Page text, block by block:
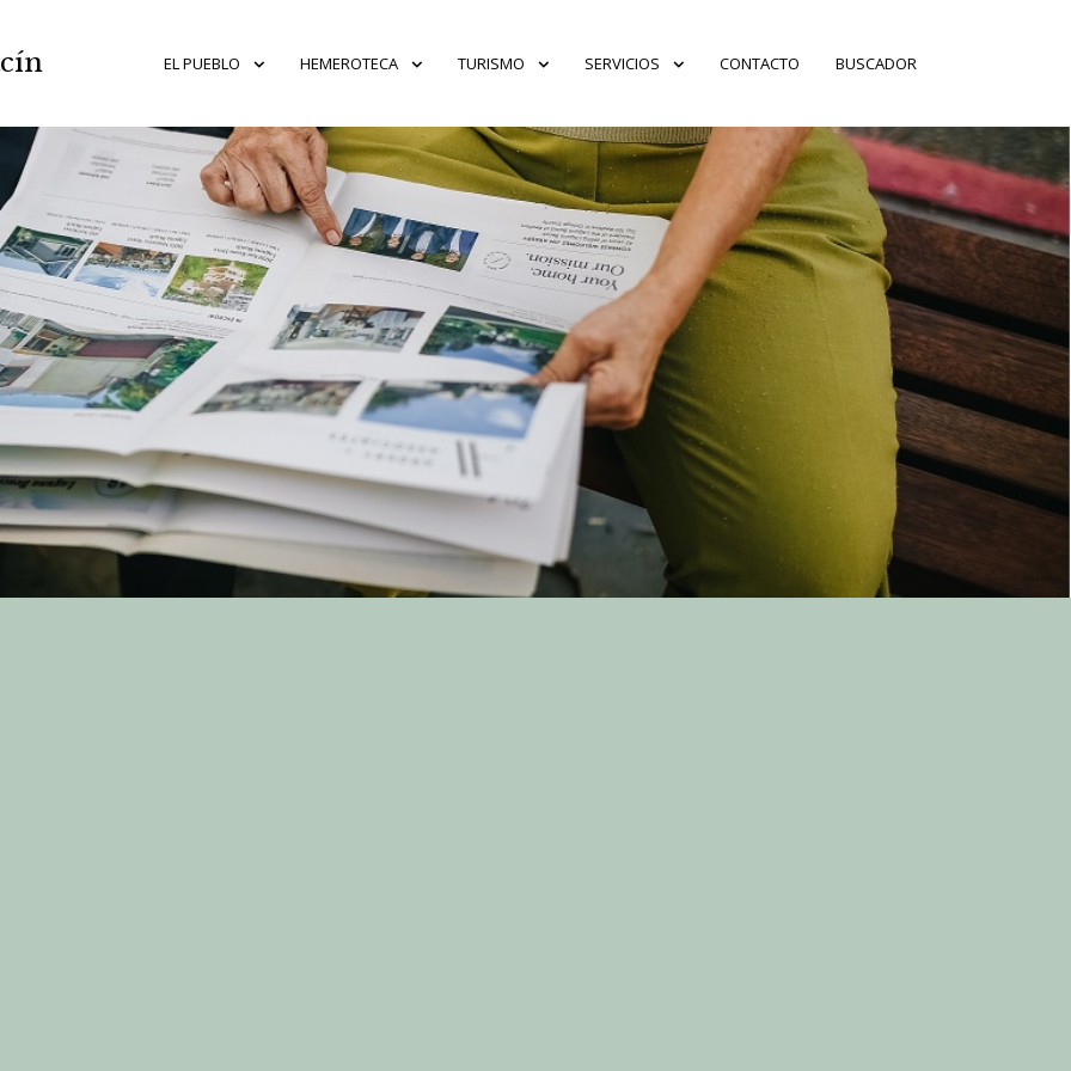
EL PUEBLO HEMEROTECA TURISMO SERVICIOS CONTACTO BUSCADOR